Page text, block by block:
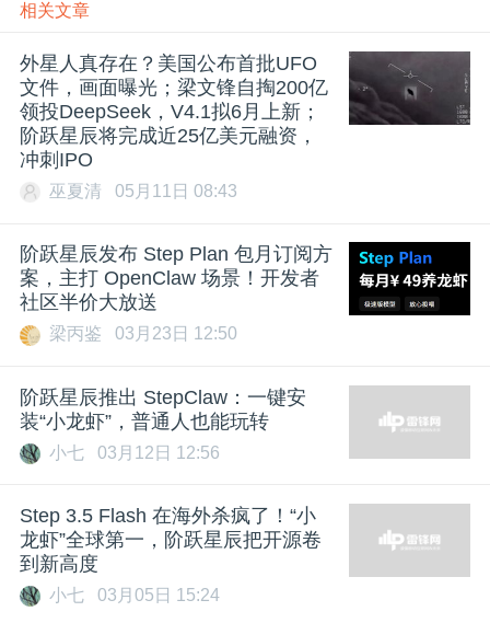
相关文章
外星人真存在？美国公布首批UFO
文件，画面曝光；梁文锋自掏200亿
领投DeepSeek，V4.1拟6月上新；
阶跃星辰将完成近25亿美元融资，
冲刺IPO
巫夏清 05月11日 08:43
阶跃星辰发布 Step Plan 包月订阅方
案，主打 OpenClaw 场景！开发者
社区半价大放送
梁丙鉴 03月23日 12:50
阶跃星辰推出 StepClaw：一键安
装“小龙虾”，普通人也能玩转
小七 03月12日 12:56
Step 3.5 Flash 在海外杀疯了！“小
龙虾”全球第一，阶跃星辰把开源卷
到新高度
小七 03月05日 15:24